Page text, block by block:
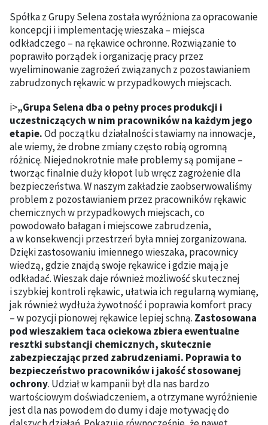
Spółka z Grupy Selena została wyróżniona za opracowanie
koncepcji i implementację wieszaka – miejsca
odkładczego – na rękawice ochronne. Rozwiązanie to
poprawiło porządek i organizację pracy przez
wyeliminowanie zagrożeń związanych z pozostawianiem
zabrudzonych rękawic w przypadkowych miejscach.
i>„Grupa Selena dba o pełny proces produkcji i
uczestniczących w nim pracowników na każdym jego
etapie.Od początku działalności stawiamy na innowacje,
ale wiemy, że drobne zmiany często robią ogromną
różnicę. Niejednokrotnie małe problemy są pomijane –
tworząc finalnie duży kłopot lub wręcz zagrożenie dla
bezpieczeństwa. W naszym zakładzie zaobserwowaliśmy
problem z pozostawianiem przez pracowników rękawic
chemicznych w przypadkowych miejscach, co
powodowało bałagan i miejscowe zabrudzenia,
a w konsekwencji przestrzeń była mniej zorganizowana.
Dzięki zastosowaniu imiennego wieszaka, pracownicy
wiedzą, gdzie znajdą swoje rękawice i gdzie mają je
odkładać. Wieszak daje również możliwość skutecznej
i szybkiej kontroli rękawic, ułatwia ich regularną wymianę,
jak również wydłuża żywotność i poprawia komfort pracy
– w pozycji pionowej rękawice lepiej schną. Zastosowana
pod wieszakiem taca ociekowa zbiera ewentualne
resztki substancji chemicznych, skutecznie
zabezpieczając przed zabrudzeniami. Poprawia to
bezpieczeństwo pracowników i jakość stosowanej
ochrony. Udział w kampanii był dla nas bardzo
wartościowym doświadczeniem, a otrzymane wyróżnienie
jest dla nas powodem do dumy i daje motywację do